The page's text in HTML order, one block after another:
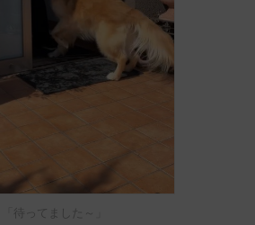
「待ってました～」